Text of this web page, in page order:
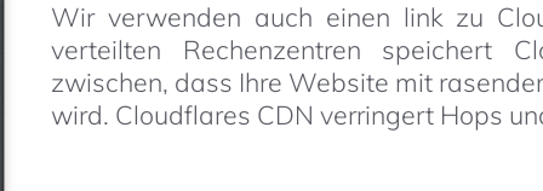
Wir verwenden auch einen link zu
verteilten Rechenzentren speichert
zwischen, dass Ihre Website mit
wird. Cloudflares CDN verringert Hops